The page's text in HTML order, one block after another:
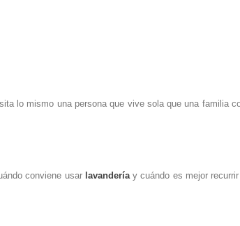
lo mismo una persona que vive sola que una familia
conviene usar lavanderíay cuándo es mejor